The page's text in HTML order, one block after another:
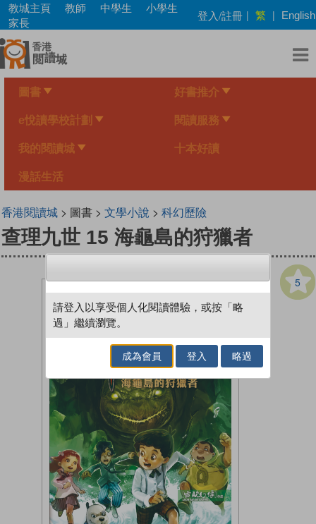
Skip
main
content
教城主頁 教師 中學生
小學生
家長
登入/註冊 | 繁 | English
圖書 好書推介
e悅讀學校計劃 閱讀服務
我的閱讀城 十本好讀
漫話生活
香港閱讀城> 圖書 > 文學小說 > 科幻歷險
查理九世 15 海龜島的狩獵者
5
請登入以享受個人化閱讀體驗，或按「略
過」繼續瀏覽。
成為會員 登入 略過